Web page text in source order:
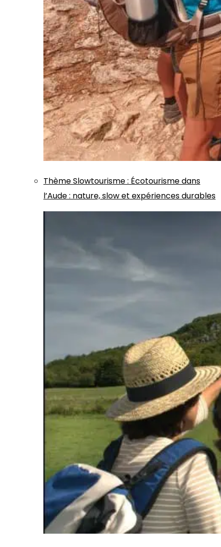
ThèmeSlowtourisme: Écotourisme dans
l’Aude : nature, slow et expériences durables